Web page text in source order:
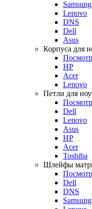
Samsung
Lenovo
DNS
Dell
Asus
Корпуса для
HP
Acer
Lenovo
Петли для
Dell
Lenovo
Asus
HP
Acer
Toshiba
Шлейфы
Dell
DNS
Samsung